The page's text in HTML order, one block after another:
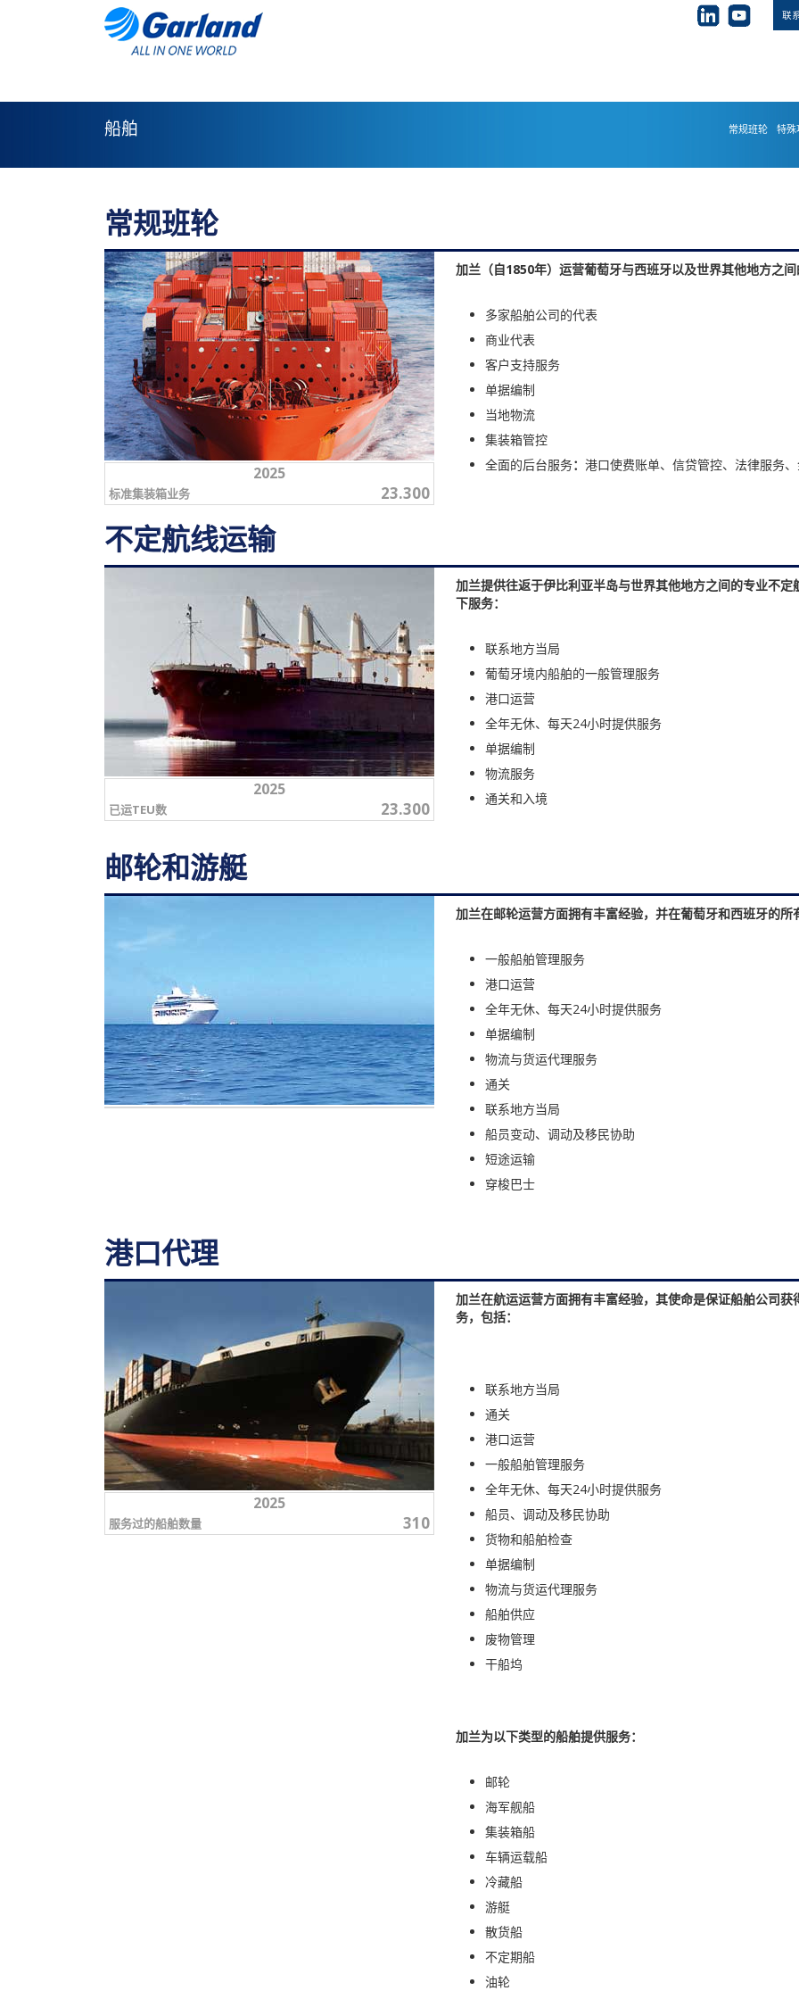
联
船舶 常规班轮 特殊
常规班轮
2025
标准集装箱业务 23.300
加兰（自1850年）运营葡萄牙与西班牙以及世界其他地方之间
多家船舶公司的代表
商业代表
客户支持服务
单据编制
当地物流
集装箱管控
全面的后台服务： 港口使费账单、信贷管控、法律服务
不定航线运输
2025
已运TEU数 23.300
加兰提供往返于伊比利亚半岛与世界其他地方之间的专业不
下服务：
联系地方当局
葡萄牙境内船舶的一般管理服务
港口运营
全年无休、每天24小时提供服务
单据编制
物流服务
通关和入境
邮轮和游艇
加兰在邮轮运营方面拥有丰富经验，并在葡萄牙和西班牙的所
一般船舶管理服务
港口运营
全年无休、每天24小时提供服务
单据编制
物流与货运代理服务
通关
联系地方当局
船员变动、调动及移民协助
短途运输
穿梭巴士
港口代理
2025
服务过的船舶数量 310
加兰在航运运营方面拥有丰富经验，其使命是保证船舶公司
务，包括：
联系地方当局
通关
港口运营
一般船舶管理服务
全年无休、每天24小时提供服务
船员、调动及移民协助
货物和船舶检查
单据编制
物流与货运代理服务
船舶供应
废物管理
干船坞
加兰为以下类型的船舶提供服务：
邮轮
海军舰船
集装箱船
车辆运载船
冷藏船
游艇
散货船
不定期船
油轮